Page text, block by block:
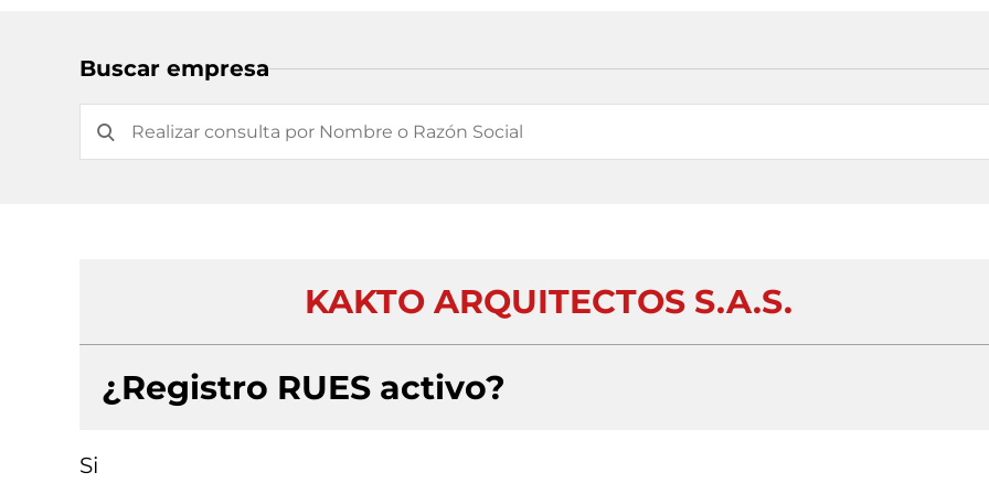
Buscar empresa
KAKTO ARQUITECTOS S.A.S.
¿Registro RUES activo?
Si